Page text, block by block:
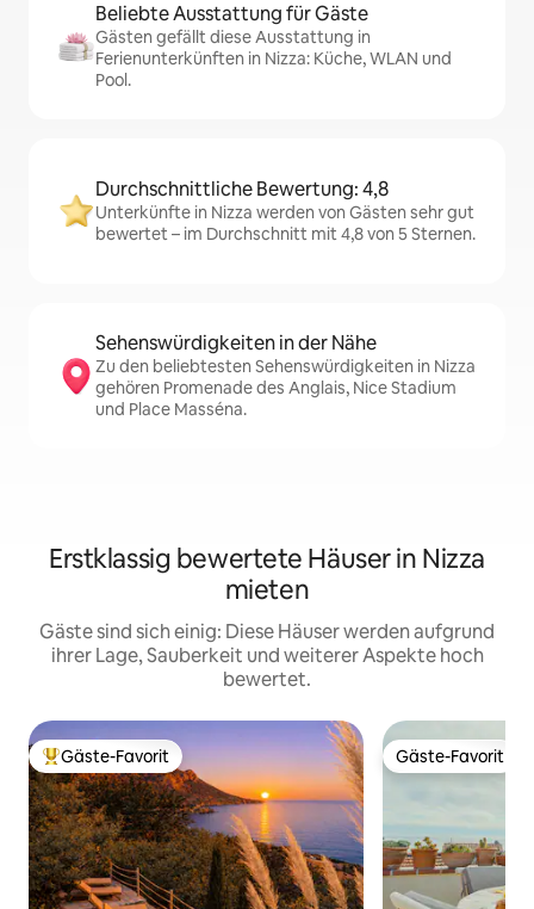
Beliebte Ausstattung für Gäste
Gästen gefällt diese Ausstattung in
Ferienunterkünften in Nizza: Küche, WLAN und
Pool.
Durchschnittliche Bewertung: 4,8
Unterkünfte in Nizza werden von Gästen sehr gut
bewertet – im Durchschnitt mit 4,8 von 5 Sternen.
Sehenswürdigkeiten in der Nähe
Zu den beliebtesten Sehenswürdigkeiten in Nizza
gehören Promenade des Anglais, Nice Stadium
und Place Masséna.
Erstklassig bewertete Häuser in Nizza
mieten
Gäste sind sich einig: Diese Häuser werden aufgrund
ihrer Lage, Sauberkeit und weiterer Aspekte hoch
bewertet.
Beliebter Gäste-Favorit.
Gäste-Favorit Gäste-Favorit
Gäste-Favorit